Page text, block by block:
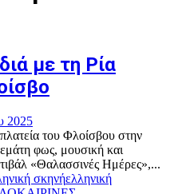
με τη Ρία
2025
του Φλοίσβου στην
φως, μουσική και
«Θαλασσινές Ημέρες»,...
σκηνήελληνική